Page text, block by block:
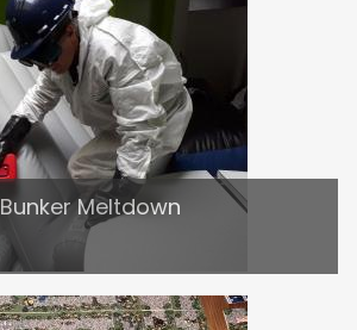
Bunker Meltdown